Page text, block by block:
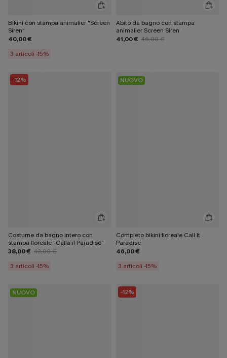
Bikini con stampa animalier "Screen
Siren"
40,00 €
3 articoli -15%
Abito da bagno con stampa
animalier Screen Siren
41,00 € 46,00 €
-12%
Costume da bagno intero con
stampa floreale "Calla il Paradiso"
38,00 € 43,00 €
3 articoli -15%
NUOVO
Completo bikini floreale Call It
Paradise
46,00 €
3 articoli -15%
NUOVO -12%